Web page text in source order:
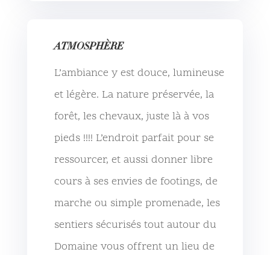
ATMOSPHÈRE
L’ambiance y est douce, lumineuse
et légère. La nature préservée, la
forêt, les chevaux, juste là à vos
pieds !!!! L’endroit parfait pour se
ressourcer, et aussi donner libre
cours à ses envies de footings, de
marche ou simple promenade, les
sentiers sécurisés tout autour du
Domaine vous offrent un lieu de